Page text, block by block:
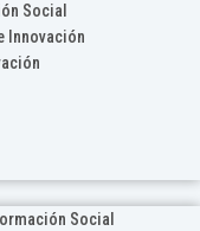
Social
Innovación
Social